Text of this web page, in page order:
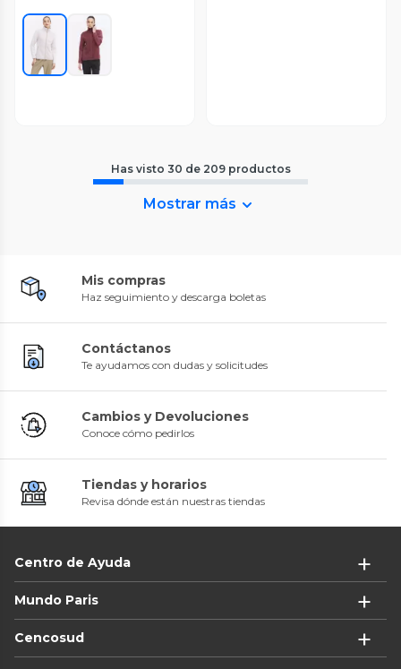
Has visto 30 de 209 productos
Mostrar más
Mis compras
Haz seguimiento y descarga boletas
Contáctanos
Te ayudamos con dudas y solicitudes
Cambios y Devoluciones
Conoce cómo pedirlos
Tiendas y horarios
Revisa dónde están nuestras tiendas
Centro de Ayuda
Mundo Paris
Cencosud